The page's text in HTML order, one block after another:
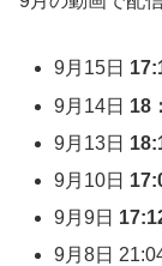
9月15日
9月14日 18
9月13日
9月10日
9月9日
9月8日